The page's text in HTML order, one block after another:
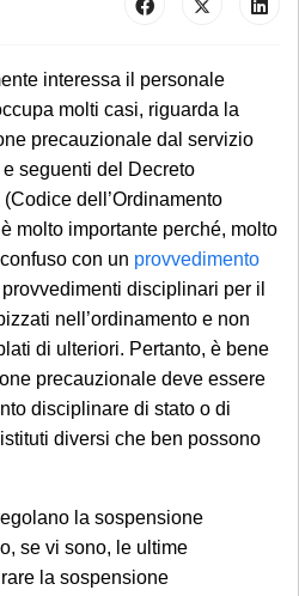
interessa il personale
molti casi, riguarda la
precauzionale dal servizio
seguenti del Decreto
dell’Ordinamento
molto importante perché, molto
con un provvedimento
disciplinari per il
nell’ordinamento e non
di ulteriori. Pertanto, è bene
precauzionale deve essere
disciplinare di stato o di
diversi che ben possono
la sospensione
se vi sono, le ultime
la sospensione